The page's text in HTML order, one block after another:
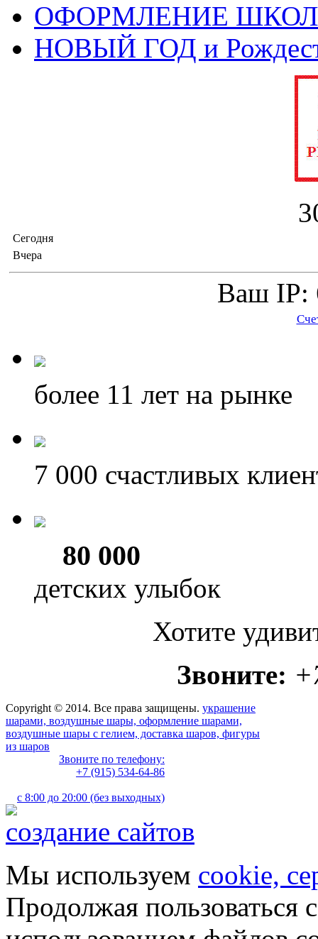
ОФОРМЛЕНИЕ
НОВЫЙ ГОД и
3
Сегодня
Вчера
Ваш IP:
более 11 лет на рынке
7 000 счастливых
80 000
детских улыбок
Хотите
Звоните:
Copyright © 2014. Все права защищены. украшение
шарами, воздушные шары, оформление шарами,
воздушные шары с гелием, доставка шаров, фигуры
из шаров
Звоните по телефону:
+7 (915) 534-64-86
с 8:00 до 20:00 (без выходных)
создание сайтов
Мы используем cookie,
Продолжая пользоваться